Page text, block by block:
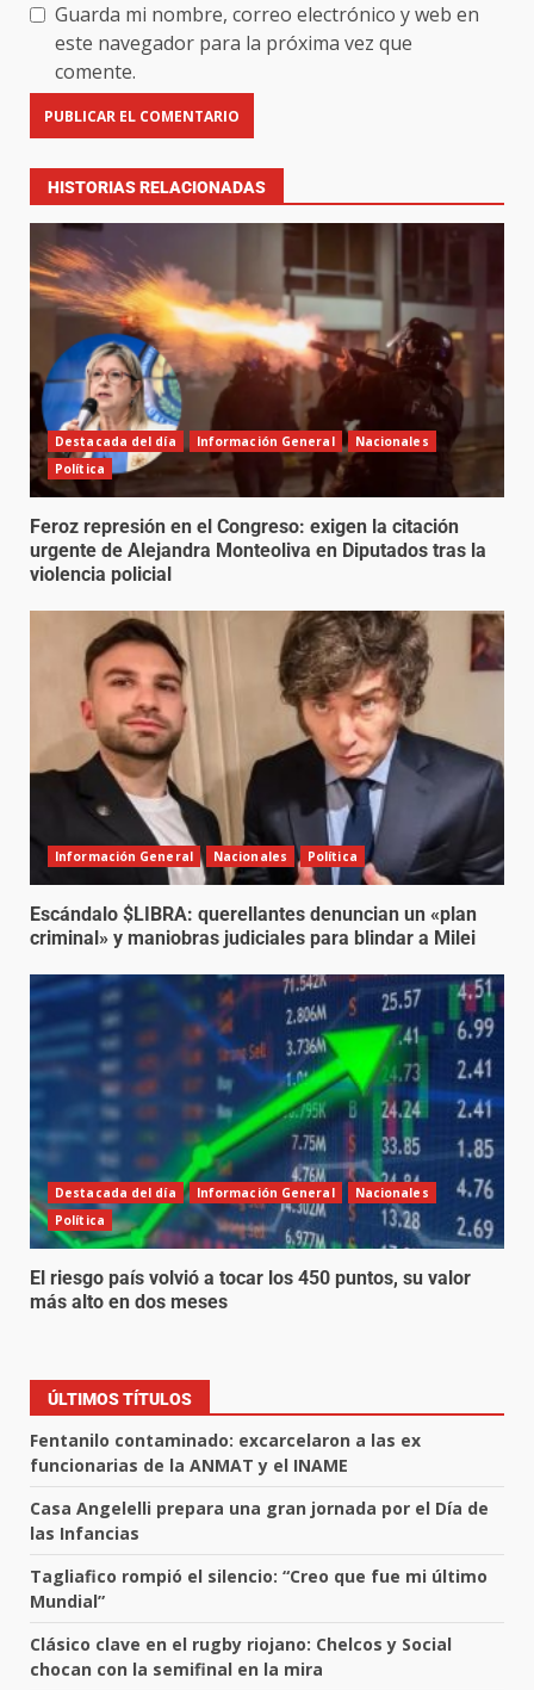
Guarda mi nombre, correo electrónico y web en
este navegador para la próxima vez que
comente.
HISTORIAS RELACIONADAS
Destacada del día Información General
Nacionales
Política
Feroz represión en el Congreso: exigen la citación
urgente de Alejandra Monteoliva en Diputados tras la
violencia policial
Información General Nacionales Política
Escándalo $LIBRA: querellantes denuncian un «plan
criminal» y maniobras judiciales para blindar a Milei
Destacada del día Información General
Nacionales
Política
El riesgo país volvió a tocar los 450 puntos, su valor
más alto en dos meses
ÚLTIMOS TÍTULOS
Fentanilo contaminado: excarcelaron a las ex
funcionarias de la ANMAT y el INAME
Casa Angelelli prepara una gran jornada por el Día de
las Infancias
Tagliafico rompió el silencio: “Creo que fue mi último
Mundial”
Clásico clave en el rugby riojano: Chelcos y Social
chocan con la semifinal en la mira